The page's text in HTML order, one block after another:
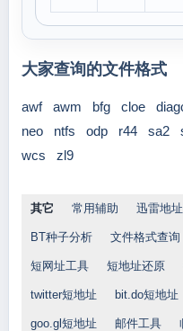
大家查询的文件格式
awf awm bfg cloe
neo
ntfs odp r44 sa2
wcs
zl9
其它 常用辅助 迅雷地
BT种子分析 文件格式查询
短网址工具 短地址还原
twitter短地址 bit.do短地址
goo.gl短地址 邮件工具